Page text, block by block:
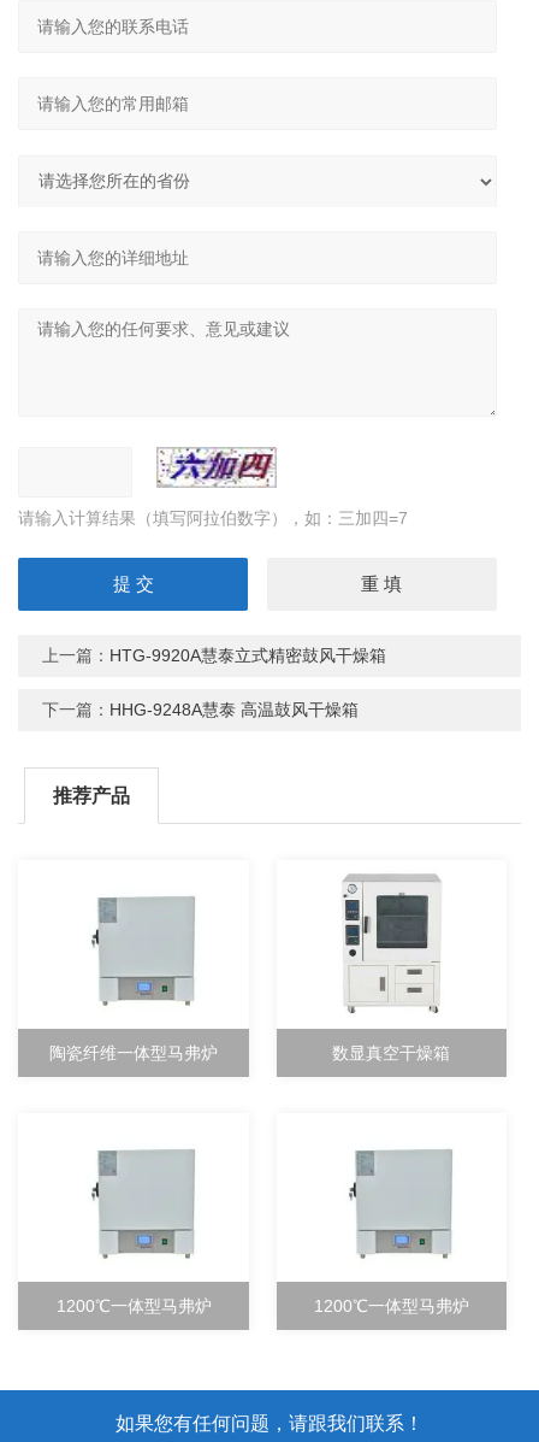
请输入计算结果（填写阿拉伯数字），如：三加四=7
上一篇： HTG-9920A慧泰立式精密鼓风干燥箱
下一篇： HHG-9248A慧泰 高温鼓风干燥箱
推荐产品
陶瓷纤维一体型马弗炉 数显真空干燥箱
1200℃一体型马弗炉 1200℃一体型马弗炉
如果您有任何问题，请跟我们联系！